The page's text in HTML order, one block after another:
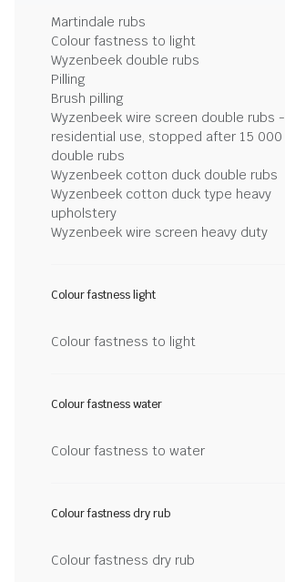
Martindale rubs
Colour fastness to light
Wyzenbeek double rubs
Pilling
Brush pilling
Wyzenbeek wire screen double rubs -
residential use, stopped after 15 000
double rubs
Wyzenbeek cotton duck double rubs
Wyzenbeek cotton duck type heavy
upholstery
Wyzenbeek wire screen heavy duty
Colour fastness light
Colour fastness to light
Colour fastness water
Colour fastness to water
Colour fastness dry rub
Colour fastness dry rub